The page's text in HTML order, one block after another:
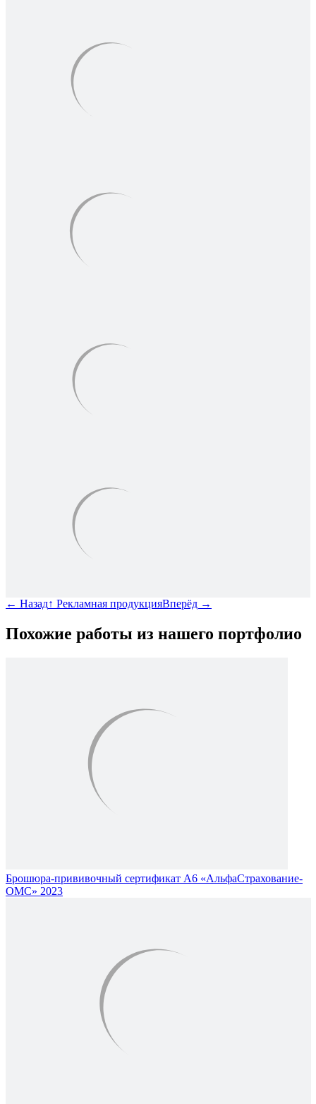
← Назад↑ Рекламная продукцияВперёд →
Похожие работы из нашего портфолио
Брошюра-прививочный сертификат А6 «АльфаСтрахование-
ОМС» 2023